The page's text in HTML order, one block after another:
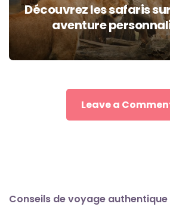
Découvrez les safaris
aventure
Leave a
Conseils de voyage authentique